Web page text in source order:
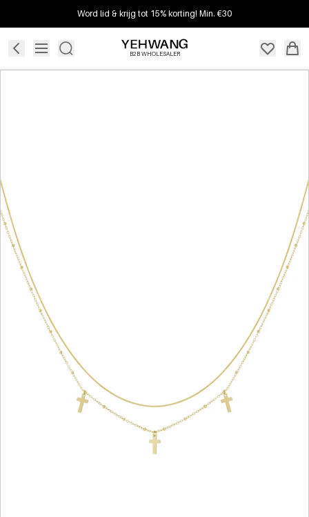
Word lid & krijg tot 15% korting! Min. €30
B2B WHOLESALER